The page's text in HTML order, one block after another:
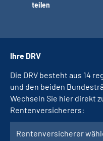
teilen
Ihre DRV
Die DRV besteht aus 14
und den beiden
Wechseln Sie hier direkt
Rentenversicherers:
Rentenversicherer